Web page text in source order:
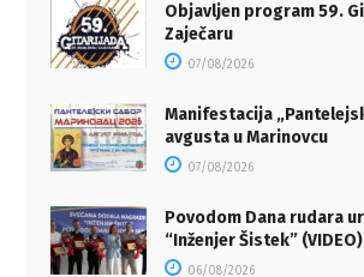
Objavljen program 59.
Zaječaru
07/08/2026
Manifestacija
avgusta u Marinovcu
07/08/2026
Povodom Dana rudara
“Inženjer Šistek” (VIDEO)
06/08/2026